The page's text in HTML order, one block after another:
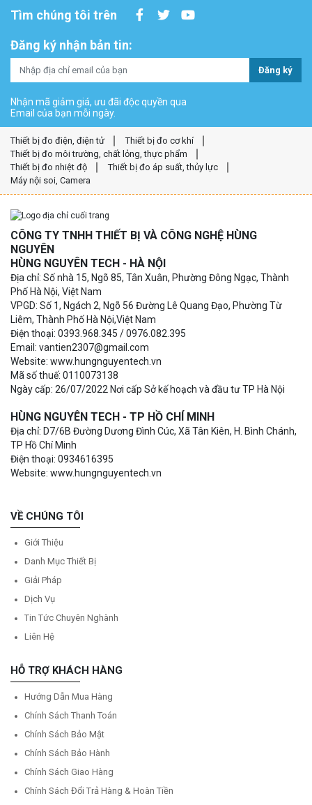
Tìm chúng tôi trên
Đăng ký nhận bản tin:
Đăng ký
Nhận mã giảm giá, ưu đãi độc quyền qua
Email của bạn mỗi ngày.
Thiết bị đo điện, điện tử
Thiết bị đo cơ khí
Thiết bị đo môi trường, chất lỏng, thực phẩm
Thiết bị đo nhiệt độ
Thiết bị đo áp suất, thủy lực
Máy nội soi, Camera
CÔNG TY TNHH THIẾT BỊ VÀ CÔNG NGHỆ HÙNG
NGUYÊN
HÙNG NGUYÊN TECH - HÀ NỘI
Địa chỉ: Số nhà 15, Ngõ 85, Tân Xuân, Phường Đông Ngạc, Thành
Phố Hà Nội, Việt Nam
VPGD: Số 1, Ngách 2, Ngõ 56 Đường Lê Quang Đạo, Phường Từ
Liêm, Thành Phố Hà Nội,Việt Nam
Điện thoại: 0393.968.345 / 0976.082.395
Email: vantien2307@gmail.com
Website: www.hungnguyentech.vn
Mã số thuế: 0110073138
Ngày cấp: 26/07/2022 Nơi cấp Sở kế hoạch và đầu tư TP Hà Nội
HÙNG NGUYÊN TECH - TP HỒ CHÍ MINH
Địa chỉ: D7/6B Đường Dương Đình Cúc, Xã Tân Kiên, H. Bình Chánh,
TP Hồ Chí Minh
Điện thoại: 0934616395
Website: www.hungnguyentech.vn
VỀ CHÚNG TÔI
Giới Thiệu
Danh Mục Thiết Bị
Giải Pháp
Dịch Vụ
Tin Tức Chuyên Nghành
Liên Hệ
HỖ TRỢ KHÁCH HÀNG
Hướng Dẫn Mua Hàng
Chính Sách Thanh Toán
Chính Sách Bảo Mật
Chính Sách Bảo Hành
Chính Sách Giao Hàng
Chính Sách Đổi Trả Hàng & Hoàn Tiền